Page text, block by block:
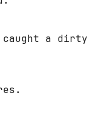
caught a dirty